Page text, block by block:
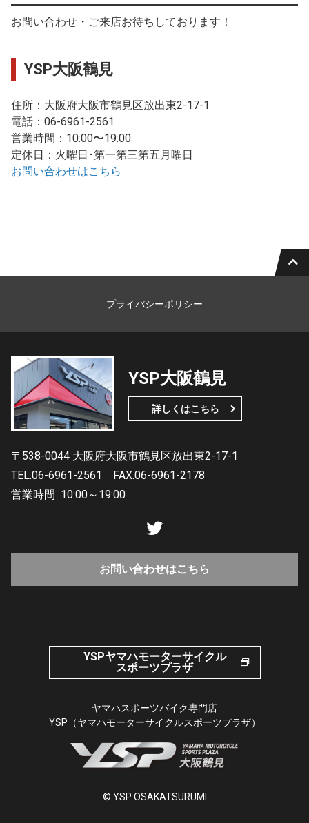
お問い合わせ・ご来店お待ちしております！
YSP大阪鶴見
住所：大阪府大阪市鶴見区放出東2-17-1
電話：06-6961-2561
営業時間：10:00〜19:00
定休日：火曜日･第一第三第五月曜日
お問い合わせはこちら
プライバシーポリシー
YSP大阪鶴見
詳しくはこちら
〒538-0044 大阪府大阪市鶴見区放出東2-17-1
TEL.06-6961-2561
FAX.06-6961-2178
営業時間 10:00～19:00
お問い合わせはこちら
YSPヤマハモーターサイクル
スポーツプラザ
ヤマハスポーツバイク専門店
YSP（ヤマハモーターサイクルスポーツプラザ）
© YSP OSAKATSURUMI